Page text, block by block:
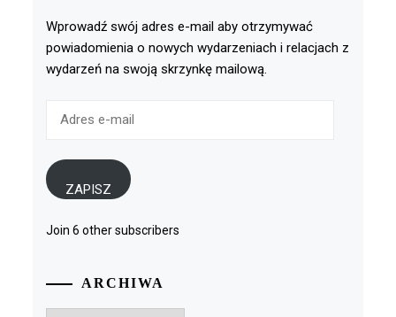
Wprowadź swój adres e-mail aby otrzymywać
powiadomienia o nowych wydarzeniach i relacjach z
wydarzeń na swoją skrzynkę mailową.
ZAPISZ
Join 6 other subscribers
ARCHIWA